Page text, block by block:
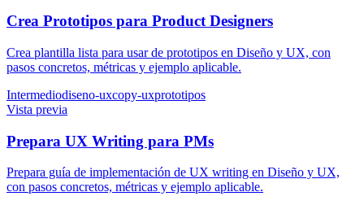
Crea Prototipos para Product Designers
Crea plantilla lista para usar de prototipos en Diseño y UX, con
pasos concretos, métricas y ejemplo aplicable.
Intermediodiseno-uxcopy-uxprototipos
Vista previa
Prepara UX Writing para PMs
Prepara guía de implementación de UX writing en Diseño y UX,
con pasos concretos, métricas y ejemplo aplicable.